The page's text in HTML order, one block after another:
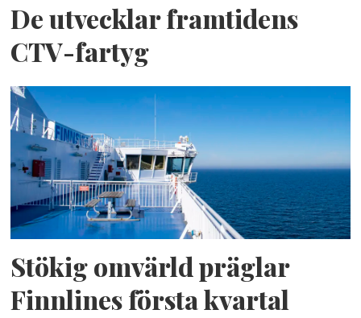
De utvecklar framtidens
CTV-fartyg
Stökig omvärld präglar
Finnlines första kvartal